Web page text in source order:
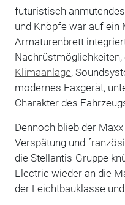
futuristisch
und Knöpfe war auf ein
Armaturenbrett
Klimaanlage,
modernes Faxgerät,
Charakter des
Dennoch blieb der
Verspätung und
die Stellantis-Gruppe
Electric wieder an die
der Leichtbauklasse